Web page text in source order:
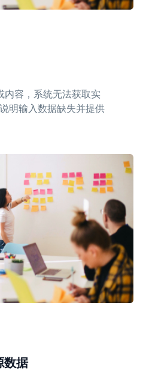
容，系统无法获取实
明输入数据缺失并提供
数据